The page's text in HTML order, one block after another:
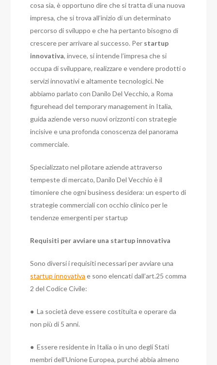
cosa sia, è opportuno dire che si tratta di una nuova
impresa, che si trova all’inizio di un determinato
percorso di sviluppo e che ha pertanto bisogno di
crescere per arrivare al successo. Per startup
innovativa, invece, si intende l’impresa che si
occupa di sviluppare, realizzare e vendere prodotti o
servizi innovativi e altamente tecnologici. Ne
abbiamo parlato con Danilo Del Vecchio, a Roma
figurehead del temporary management in Italia,
guida aziende verso nuovi orizzonti con strategie
incisive e una profonda conoscenza del panorama
commerciale.
Specializzato nel pilotare aziende attraverso
tempeste di mercato, Danilo Del Vecchio è il
timoniere che ogni business desidera: un esperto di
strategie commerciali con occhio clinico per le
tendenze emergenti per startup
Requisiti per avviare una startup innovativa
Sono diversi i requisiti necessari per avviare una
startup innovativa e sono elencati dall’art.25 comma
2 del Codice Civile:
● La società deve essere costituita e operare da
non più di 5 anni.
● Essere residente in Italia o in uno degli Stati
membri dell’Unione Europea, purché abbia almeno